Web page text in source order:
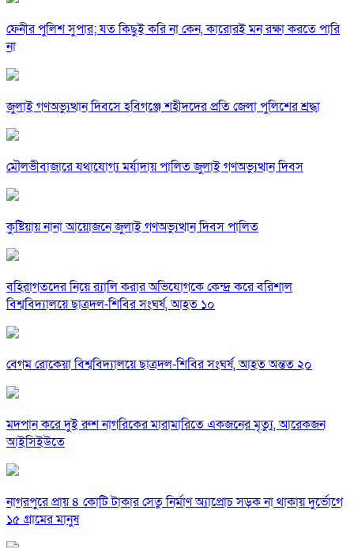
ফেনীর পুলিশ সুপার; যত কিছুই করি না কেন, কারোরই মন রক্ষা করতে পারি
না
জুলাই গণঅভ্যুত্থান দিবসে হবিগঞ্জে শহীদদের প্রতি জেলা পুলিশের শ্রদ্ধা
মৌলভীবাজারে যথাযোগ্য মর্যাদায় পালিত জুলাই গণঅভ্যুত্থান দিবস
কুষ্টিয়ায় নানা আয়োজনে জুলাই গণঅভ্যুত্থান দিবস পালিত
বহিরাগতদের নিয়ে র‍্যালি করার অভিযোগকে কেন্দ্র করে বরিশাল
বিশ্ববিদ্যালয়ে ছাত্রদল-শিবির সংঘর্ষ, আহত ১০
বেগম রোকেয়া বিশ্ববিদ্যালয়ে ছাত্রদল-শিবির সংঘর্ষ, আহত অন্তত ২০
মদপান করে দুই রুশ নাগরিকের মারামারিতে একজনের মৃত্যু, আরেকজন
আইসিইউতে
নাগরপুরে প্রায় ৪ কোটি টাকার সেতু নির্মাণ অ্যাপ্রোচ সড়ক না থাকায় দুর্ভোগে
১৫ গ্রামের মানুষ